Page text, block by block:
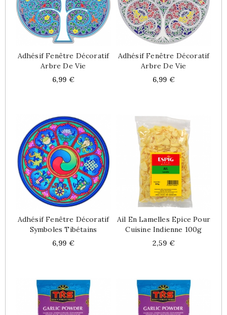
Adhésif Fenêtre Décoratif
Arbre De Vie
Price
6,99 €
Adhésif Fenêtre Décoratif
Arbre De Vie
Price
6,99 €
Adhésif Fenêtre Décoratif
Symboles Tibétains
Price
6,99 €
Ail En Lamelles Epice Pour
Cuisine Indienne 100g
Price
2,59 €